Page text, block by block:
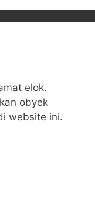
elok.
obyek
website ini.